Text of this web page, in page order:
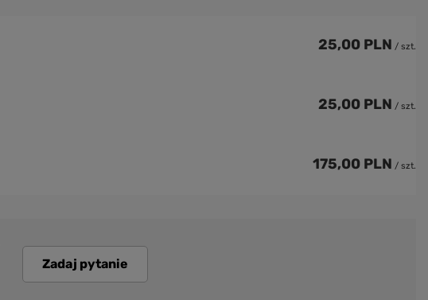
25,00 PLN / szt.
25,00 PLN / szt.
175,00 PLN / szt.
Zadaj pytanie